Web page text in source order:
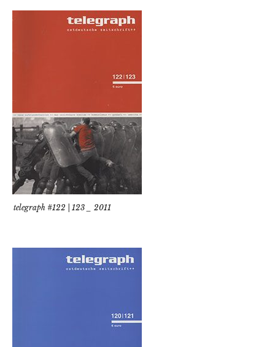
telegraph #122 | 123 _ 2011